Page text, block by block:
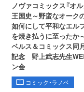
ノヴァコミックス『オ
王国史～野蛮なオーク
如何にして平和なエル
を焼き払うに至ったか
ベルス＆コミックス同
記念 野上武志先生
ン会
コミック・ラノベ